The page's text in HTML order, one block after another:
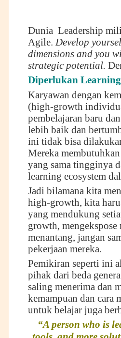
Dunia Leadership
Agile. Develop
dimensions and you
strategic potential.
Diperlukan
Karyawan dengan
(high-growth
pembelajaran baru
lebih baik dan
ini tidak bisa
Mereka
yang sama tingginya
learning ecosystem
Jadi bilamana kita
high-growth, kita
yang mendukung
growth, mengekspose
menantang, jangan
pekerjaan mereka.
Pemikiran seperti ini
pihak dari beda
saling menerima dan
kemampuan dan cara
untuk belajar juga
“A person who is